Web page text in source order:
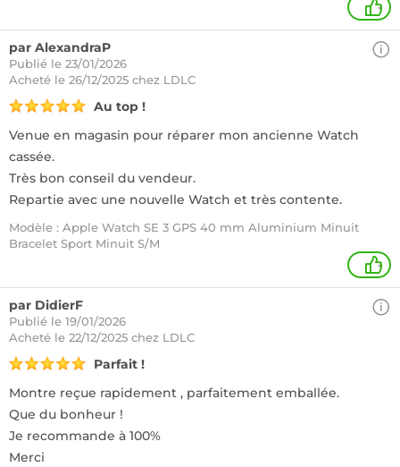
+
par AlexandraP
Publié le 23/01/2026
Acheté le 26/12/2025 chez LDLC
Au top !
Venue en magasin pour réparer mon ancienne Watch
cassée.
Très bon conseil du vendeur.
Repartie avec une nouvelle Watch et très contente.
Modèle : Apple Watch SE 3 GPS 40 mm Aluminium Minuit
Bracelet Sport Minuit S/M
+
par DidierF
Publié le 19/01/2026
Acheté le 22/12/2025 chez LDLC
Parfait !
Montre reçue rapidement , parfaitement emballée.
Que du bonheur !
Je recommande à 100%
Merci